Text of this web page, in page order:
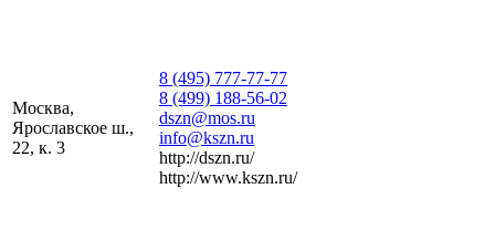
Москва,
Ярославское ш.,
22, к. 3
8 (495) 777-77-77
8 (499) 188-56-02
dszn@mos.ru
info@kszn.ru
http://dszn.ru/
http://www.kszn.ru/